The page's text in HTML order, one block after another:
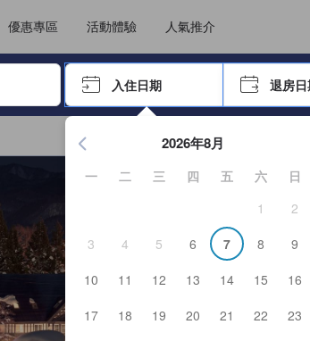
優惠專區 活動體驗 人氣推介
鍵尋找，再按Enter鍵選擇
入住日期 退房
按Enter鍵開始瀏覽日期選擇器，並使用方
2026年8月
一 二 三 四 五 六
日
1
2
3
4 5 6 7 8
9
10
11 12 13 14 15
16
17
18 19 20 21 22
23